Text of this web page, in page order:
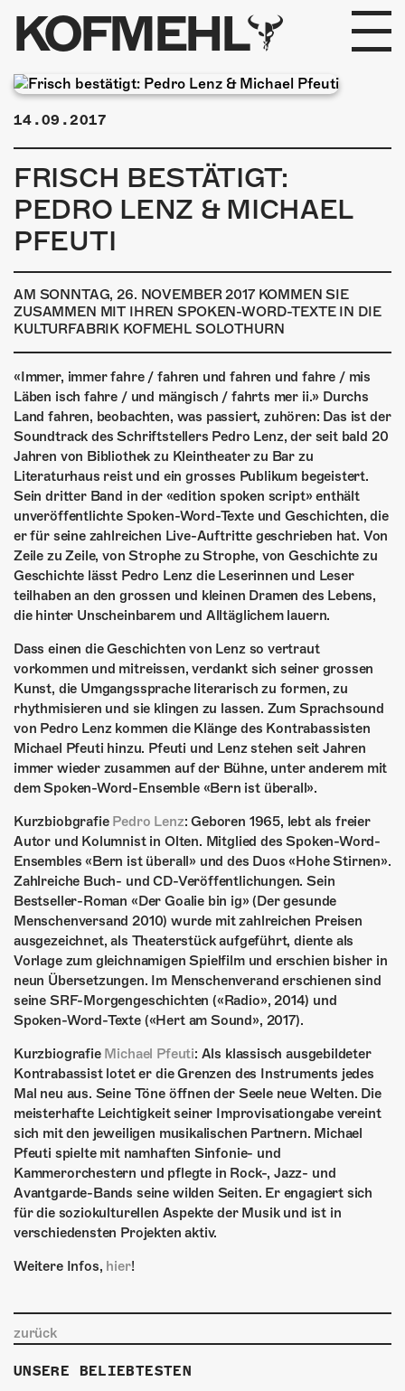
KOFMEHL
PROGRAMM
FABRIKGEFLÜSTER
GALERIE
FOTOGALERIE
PHOTOMAT
INFOS
KONTAKT
ÜBER UNS
GÖNNEREI
SHOP
MITMACHEN
14.09.2017
FRISCH BESTÄTIGT:
PEDRO LENZ & MICHAEL
PFEUTI
AM SONNTAG, 26. NOVEMBER 2017 KOMMEN SIE
ZUSAMMEN MIT IHREN SPOKEN-WORD-TEXTE IN DIE
KULTURFABRIK KOFMEHL SOLOTHURN
«Immer, immer fahre / fahren und fahren und fahre / mis
Läben isch fahre / und mängisch / fahrts mer ii.» Durchs
Land fahren, beobachten, was passiert, zuhören: Das ist der
Soundtrack des Schriftstellers Pedro Lenz, der seit bald 20
Jahren von Bibliothek zu Kleintheater zu Bar zu
Literaturhaus reist und ein grosses Publikum begeistert.
Sein dritter Band in der «edition spoken script» enthält
unveröffentlichte Spoken-Word-Texte und Geschichten, die
er für seine zahlreichen Live-Auftritte geschrieben hat. Von
Zeile zu Zeile, von Strophe zu Strophe, von Geschichte zu
Geschichte lässt Pedro Lenz die Leserinnen und Leser
teilhaben an den grossen und kleinen Dramen des Lebens,
die hinter Unscheinbarem und Alltäglichem lauern.
Dass einen die Geschichten von Lenz so vertraut
vorkommen und mitreissen, verdankt sich seiner grossen
Kunst, die Umgangssprache literarisch zu formen, zu
rhythmisieren und sie klingen zu lassen. Zum Sprachsound
von Pedro Lenz kommen die Klänge des Kontrabassisten
Michael Pfeuti hinzu. Pfeuti und Lenz stehen seit Jahren
immer wieder zusammen auf der Bühne, unter anderem mit
dem Spoken-Word-Ensemble «Bern ist überall».
Kurzbiobgrafie Pedro Lenz: Geboren 1965, lebt als freier
Autor und Kolumnist in Olten. Mitglied des Spoken-Word-
Ensembles «Bern ist überall» und des Duos «Hohe Stirnen».
Zahlreiche Buch- und CD-Veröffentlichungen. Sein
Bestseller-Roman «Der Goalie bin ig» (Der gesunde
Menschenversand 2010) wurde mit zahlreichen Preisen
ausgezeichnet, als Theaterstück aufgeführt, diente als
Vorlage zum gleichnamigen Spielfilm und erschien bisher in
neun Übersetzungen. Im Menschenverand erschienen sind
seine SRF-Morgengeschichten («Radio», 2014) und
Spoken-Word-Texte («Hert am Sound», 2017).
Kurzbiografie Michael Pfeuti: Als klassisch ausgebildeter
Kontrabassist lotet er die Grenzen des Instruments jedes
Mal neu aus. Seine Töne öffnen der Seele neue Welten. Die
meisterhafte Leichtigkeit seiner Improvisationgabe vereint
sich mit den jeweiligen musikalischen Partnern. Michael
Pfeuti spielte mit namhaften Sinfonie- und
Kammerorchestern und pflegte in Rock-, Jazz- und
Avantgarde-Bands seine wilden Seiten. Er engagiert sich
für die soziokulturellen Aspekte der Musik und ist in
verschiedensten Projekten aktiv.
Weitere Infos, hier!
zurück
UNSERE BELIEBTESTEN